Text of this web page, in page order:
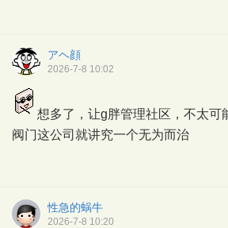
アヘ顔
2026-7-8 10:02
想多了，让g胖管理社区，不太可
阀门这公司就讲究一个无为而治
性急的蜗牛
2026-7-8 10:20